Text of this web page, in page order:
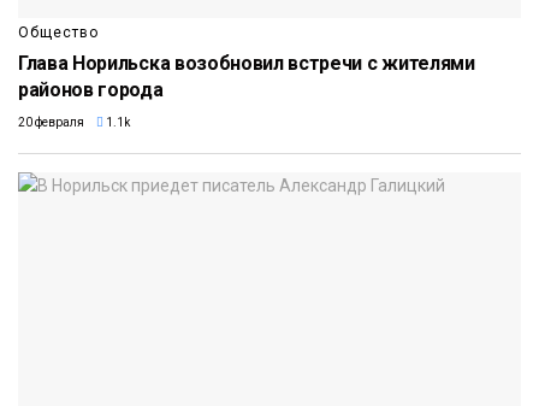
Общество
Глава Норильска возобновил встречи с жителями
районов города
20 февраля 1.1k